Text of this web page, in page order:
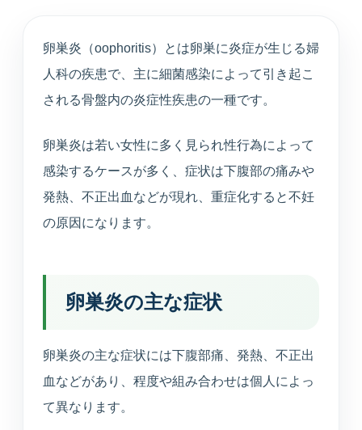
体質や生活背景に合わせて漢方治療を提案します。
不安や不眠、ストレスと身体症状を総合的に診ま
アンチエイジング
プラセンタや点滴療法など、健やかな加齢対策を支
えます。
季節性ワクチンから各種予防接種までご相談いただ
卵巣炎（oophoritis）とは卵巣に炎症が生じる婦
人科の疾患で、主に細菌感染によって引き起こ
される骨盤内の炎症性疾患の一種です。
卵巣炎は若い女性に多く見られ性行為によって
感染するケースが多く、症状は下腹部の痛みや
発熱、不正出血などが現れ、重症化すると不妊
の原因になります。
卵巣炎の主な症状
卵巣炎の主な症状には下腹部痛、発熱、不正出
血などがあり、程度や組み合わせは個人によっ
て異なります。